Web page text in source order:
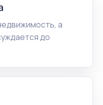
а
до